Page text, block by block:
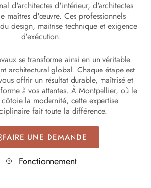
d'architectes d'intérieur, d'architectes
maîtres d'œuvre. Ces professionnels
design, maîtrise technique et exigence
d'exécution.
se transforme ainsi en un véritable
architectural global. Chaque étape est
offrir un résultat durable, maîtrisé et
à vos attentes. À Montpellier, où le
la modernité, cette expertise
fait toute la différence.
FAIRE UNE DEMANDE
Fonctionnement